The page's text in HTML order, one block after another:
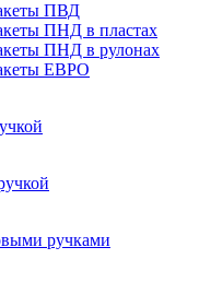
ПВД
ПНД в пластах
ПНД в рулонах
ЕВРО
ручками